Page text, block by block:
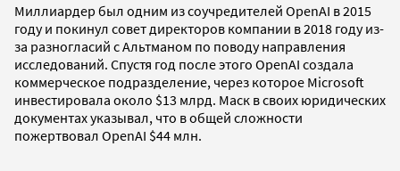
Миллиардер был одним из соучредителей OpenAI в 2015
году и покинул совет директоров компании в 2018 году из-
за разногласий с Альтманом по поводу направления
исследований. Спустя год после этого OpenAI создала
коммерческое подразделение, через которое Microsoft
инвестировала около $13 млрд. Маск в своих юридических
документах указывал, что в общей сложности
пожертвовал OpenAI $44 млн.